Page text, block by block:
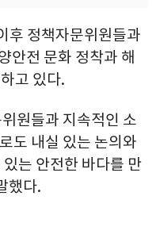
후 정책자문위원들과
안전 문화 정착과 해
고 있다.
원들과 지속적인 소
도 내실 있는 논의와
는 안전한 바다를 만
했다.